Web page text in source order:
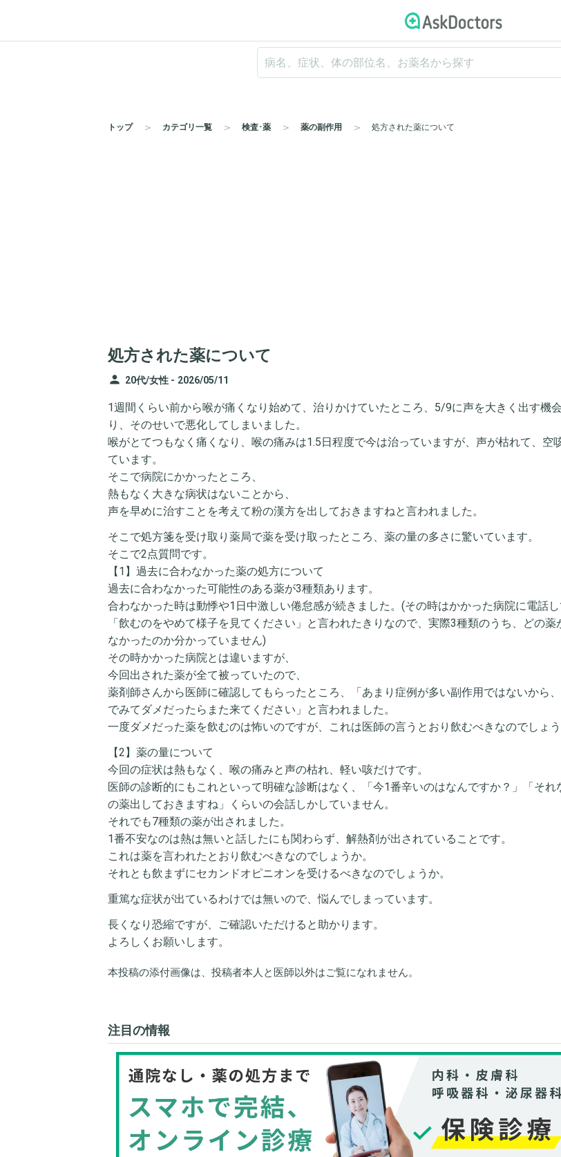
トップ カテゴリ一覧 検査･薬 薬の副作用 処方された薬について
処方された薬について
person 20代/女性 - 2026/05/11
1週間くらい前から喉が痛くなり始めて、治りかけていたところ、5/9に声を大きく出す機
り、そのせいで悪化してしまいました。
喉がとてつもなく痛くなり、喉の痛みは1.5日程度で今は治っていますが、声が枯れて、空
ています。
そこで病院にかかったところ、
熱もなく大きな病状はないことから、
声を早めに治すことを考えて粉の漢方を出しておきますねと言われました。
そこで処方箋を受け取り薬局で薬を受け取ったところ、薬の量の多さに驚いています。
そこで2点質問です。
【1】過去に合わなかった薬の処方について
過去に合わなかった可能性のある薬が3種類あります。
合わなかった時は動悸や1日中激しい倦怠感が続きました。(その時はかかった病院に電話し
「飲むのをやめて様子を見てください」と言われたきりなので、実際3種類のうち、どの薬
なかったのか分かっていません)
その時かかった病院とは違いますが、
今回出された薬が全て被っていたので、
薬剤師さんから医師に確認してもらったところ、「あまり症例が多い副作用ではないから
でみてダメだったらまた来てください」と言われました。
一度ダメだった薬を飲むのは怖いのですが、これは医師の言うとおり飲むべきなのでしょう
【2】薬の量について
今回の症状は熱もなく、喉の痛みと声の枯れ、軽い咳だけです。
医師の診断的にもこれといって明確な診断はなく、「今1番辛いのはなんですか？」「それ
の薬出しておきますね」くらいの会話しかしていません。
それでも7種類の薬が出されました。
1番不安なのは熱は無いと話したにも関わらず、解熱剤が出されていることです。
これは薬を言われたとおり飲むべきなのでしょうか。
それとも飲まずにセカンドオピニオンを受けるべきなのでしょうか。
重篤な症状が出ているわけでは無いので、悩んでしまっています。
長くなり恐縮ですが、ご確認いただけると助かります。
よろしくお願いします。
本投稿の添付画像は、投稿者本人と医師以外はご覧になれません。
注目の情報